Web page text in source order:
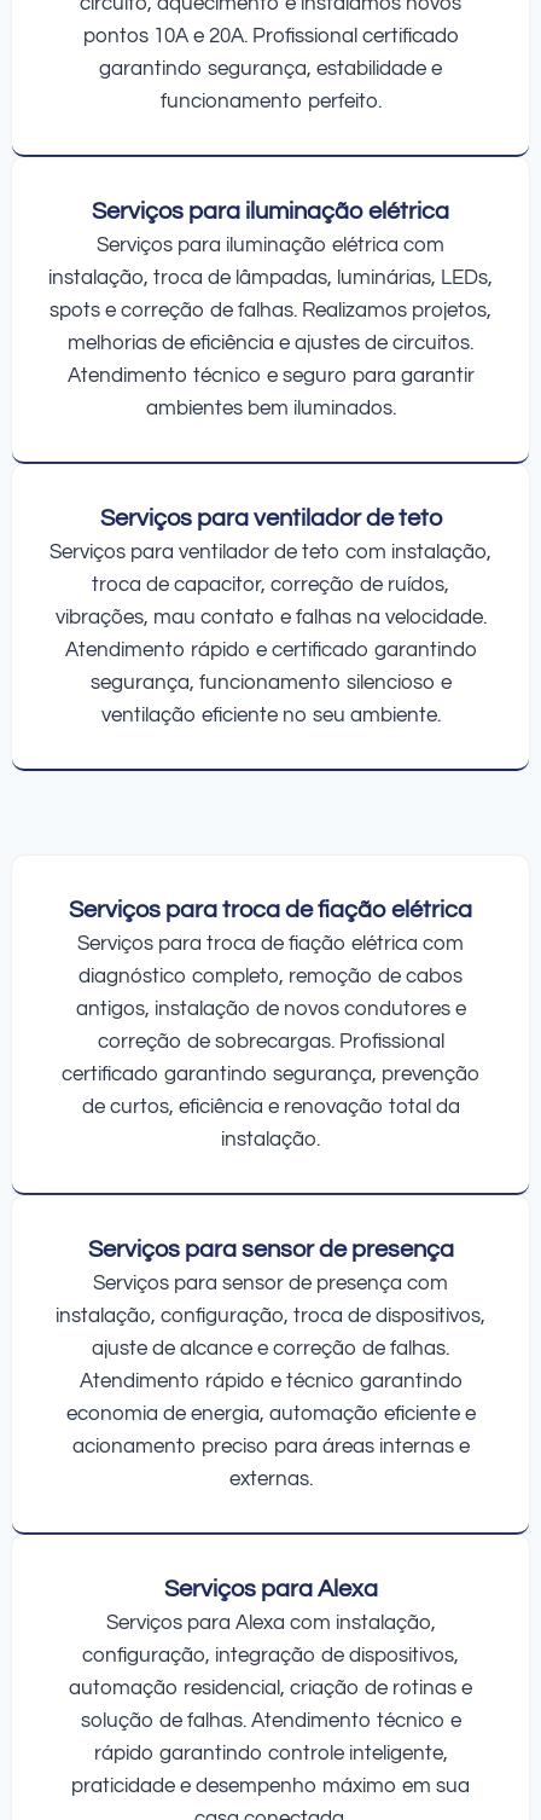
pontos 10A e 20A. Profissional certificado
garantindo segurança, estabilidade e
funcionamento perfeito.
Serviços para iluminação elétrica
Serviços para iluminação elétrica com
instalação, troca de lâmpadas, luminárias, LEDs,
spots e correção de falhas. Realizamos projetos,
melhorias de eficiência e ajustes de circuitos.
Atendimento técnico e seguro para garantir
ambientes bem iluminados.
Serviços para ventilador de teto
Serviços para ventilador de teto com instalação,
troca de capacitor, correção de ruídos,
vibrações, mau contato e falhas na velocidade.
Atendimento rápido e certificado garantindo
segurança, funcionamento silencioso e
ventilação eficiente no seu ambiente.
Serviços para troca de fiação elétrica
Serviços para troca de fiação elétrica com
diagnóstico completo, remoção de cabos
antigos, instalação de novos condutores e
correção de sobrecargas. Profissional
certificado garantindo segurança, prevenção
de curtos, eficiência e renovação total da
instalação.
Serviços para sensor de presença
Serviços para sensor de presença com
instalação, configuração, troca de dispositivos,
ajuste de alcance e correção de falhas.
Atendimento rápido e técnico garantindo
economia de energia, automação eficiente e
acionamento preciso para áreas internas e
externas.
Serviços para Alexa
Serviços para Alexa com instalação,
configuração, integração de dispositivos,
automação residencial, criação de rotinas e
solução de falhas. Atendimento técnico e
rápido garantindo controle inteligente,
praticidade e desempenho máximo em sua